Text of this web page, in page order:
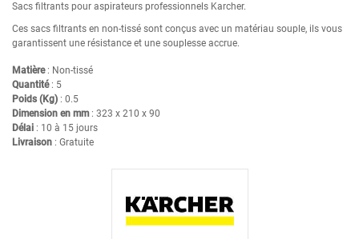
Sacs filtrants pour aspirateurs professionnels Karcher.
Ces sacs filtrants en non-tissé sont conçus avec un matériau souple, ils vous
garantissent une résistance et une souplesse accrue.
Matière: Non-tissé
Quantité: 5
Poids (Kg) : 0.5
Dimension en mm: 323 x 210 x 90
Délai : 10 à 15 jours
Livraison : Gratuite